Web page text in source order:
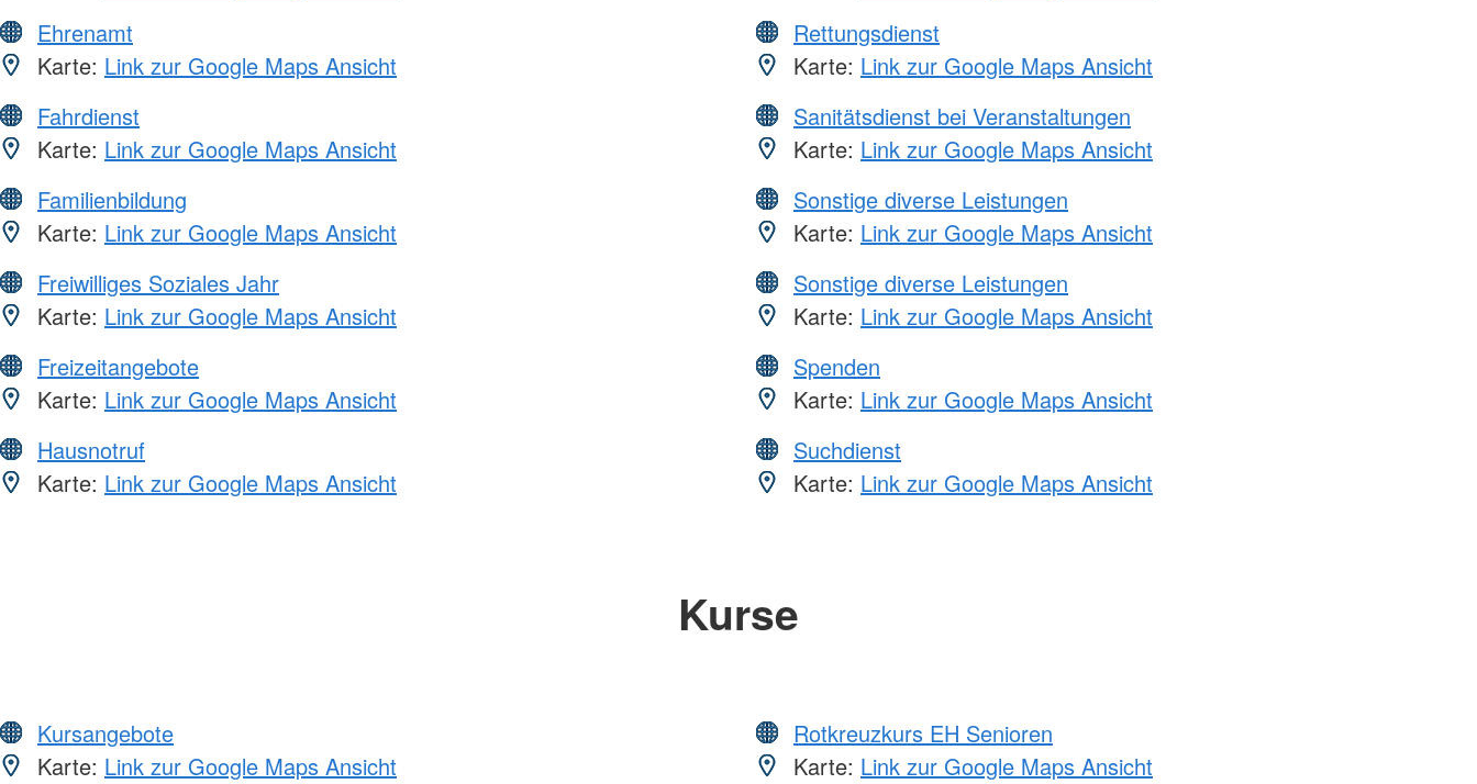
Ehrenamt
Karte: Link zur Google Maps Ansicht
Fahrdienst
Karte: Link zur Google Maps Ansicht
Familienbildung
Karte: Link zur Google Maps Ansicht
Freiwilliges Soziales Jahr
Karte: Link zur Google Maps Ansicht
Freizeitangebote
Karte: Link zur Google Maps Ansicht
Hausnotruf
Karte: Link zur Google Maps Ansicht
Rettungsdienst
Karte: Link zur Google Maps Ansicht
Sanitätsdienst bei Veranstaltungen
Karte: Link zur Google Maps Ansicht
Sonstige diverse Leistungen
Karte: Link zur Google Maps Ansicht
Sonstige diverse Leistungen
Karte: Link zur Google Maps Ansicht
Spenden
Karte: Link zur Google Maps Ansicht
Suchdienst
Karte: Link zur Google Maps Ansicht
Kurse
Kursangebote
Karte: Link zur Google Maps Ansicht
Rotkreuzkurs EH Senioren
Karte: Link zur Google Maps Ansicht